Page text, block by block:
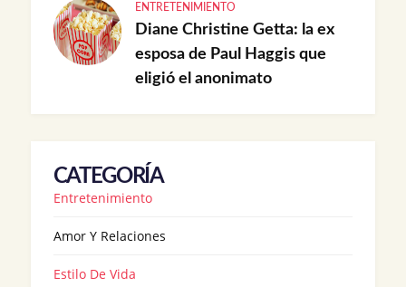
ENTRETENIMIENTO
Diane Christine Getta: la ex
esposa de Paul Haggis que
eligió el anonimato
CATEGORÍA
Entretenimiento
Amor Y Relaciones
Estilo De Vida